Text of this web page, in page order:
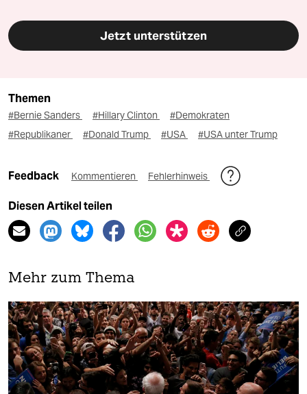
Jetzt unterstützen
Themen
#Bernie Sanders #Hillary Clinton
#Demokraten
#Republikaner
#Donald Trump #USA #USA unter Trump
Feedback Kommentieren Fehlerhinweis
Diesen Artikel teilen
Mehr zum Thema